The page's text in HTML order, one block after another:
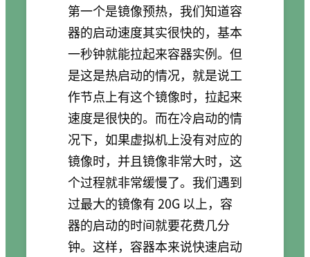
第一个是镜像预热，我们知道容
器的启动速度其实很快的，基本
一秒钟就能拉起来容器实例。但
是这是热启动的情况，就是说工
作节点上有这个镜像时，拉起来
速度是很快的。而在冷启动的情
况下，如果虚拟机上没有对应的
镜像时，并且镜像非常大时，这
个过程就非常缓慢了。我们遇到
过最大的镜像有 20G 以上，容
器的启动的时间就要花费几分
钟。这样，容器本来说快速启动